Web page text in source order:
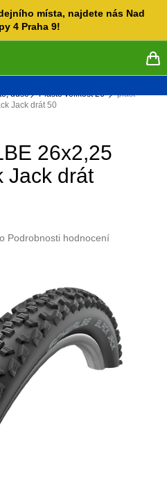
místa, najdete nás Nad
4 Praha 9!
duše Pláště velikost 26"
plášť
Jack drát 50
26x2,25
Jack drát
Podrobnosti hodnocení